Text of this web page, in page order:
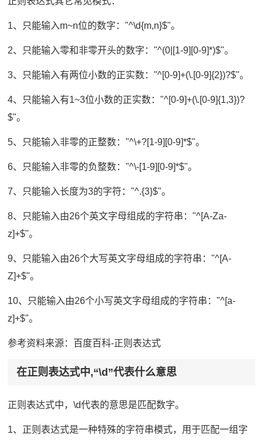
1、只能输入m~n位的数字："^\d{m,n}$"。
2、只能输入零和非零开头的数字："^(0|[1-9][0-9]*)$"。
3、只能输入有两位小数的正实数："^[0-9]+(\.[0-9]{2})?$"。
4、只能输入有1~3位小数的正实数："^[0-9]+(\.[0-9]{1,3})?
$"。
5、只能输入非零的正整数："^\+?[1-9][0-9]*$"。
6、只能输入非零的负整数："^\-[1-9][0-9]*$"。
7、只能输入长度为3的字符："^.{3}$"。
8、只能输入由26个英文字母组成的字符串："^[A-Za-
z]+$"。
9、只能输入由26个大写英文字母组成的字符串："^[A-
Z]+$"。
10、只能输入由26个小写英文字母组成的字符串："^[a-
z]+$"。
参考资料来源：百度百科-正则表达式
在正则表达式中,“\d”代表什么意思
正则表达式中，\d代表的意思是匹配数字。
1、正则表达式是一种特殊的字符串模式，用于匹配一组字